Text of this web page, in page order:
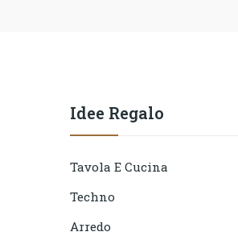
Idee Regalo
Tavola E Cucina
Techno
Arredo